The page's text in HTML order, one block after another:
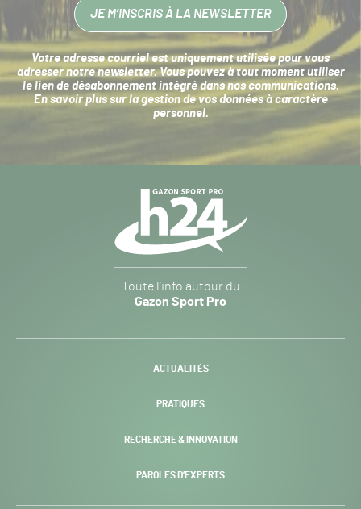
JE M’INSCRIS À LA NEWSLETTER
Votre adresse courriel est uniquement utilisée pour vous
adresser notre newsletter. Vous pouvez à tout moment utiliser
le lien de désabonnement intégré dans nos communications.
En savoir plus sur la gestion de vos données à caractère
personnel.
Sport
Pro
-
Toute l’info autour du
Gazon Sport Pro
ACTUALITÉS
PRATIQUES
RECHERCHE & INNOVATION
PAROLES D’EXPERTS